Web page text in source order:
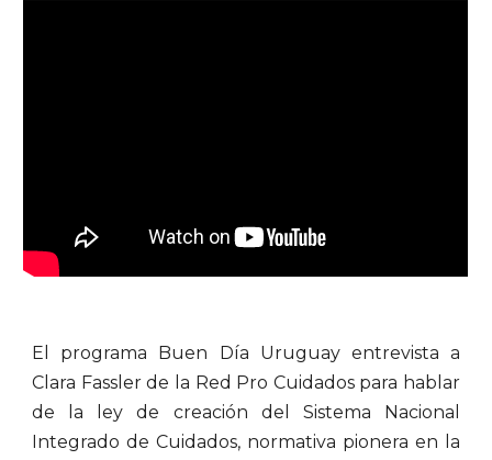
El programa Buen Día Uruguay entrevista a
Clara Fassler de la Red Pro Cuidados para hablar
de la ley de creación del Sistema Nacional
Integrado de Cuidados, normativa pionera en la